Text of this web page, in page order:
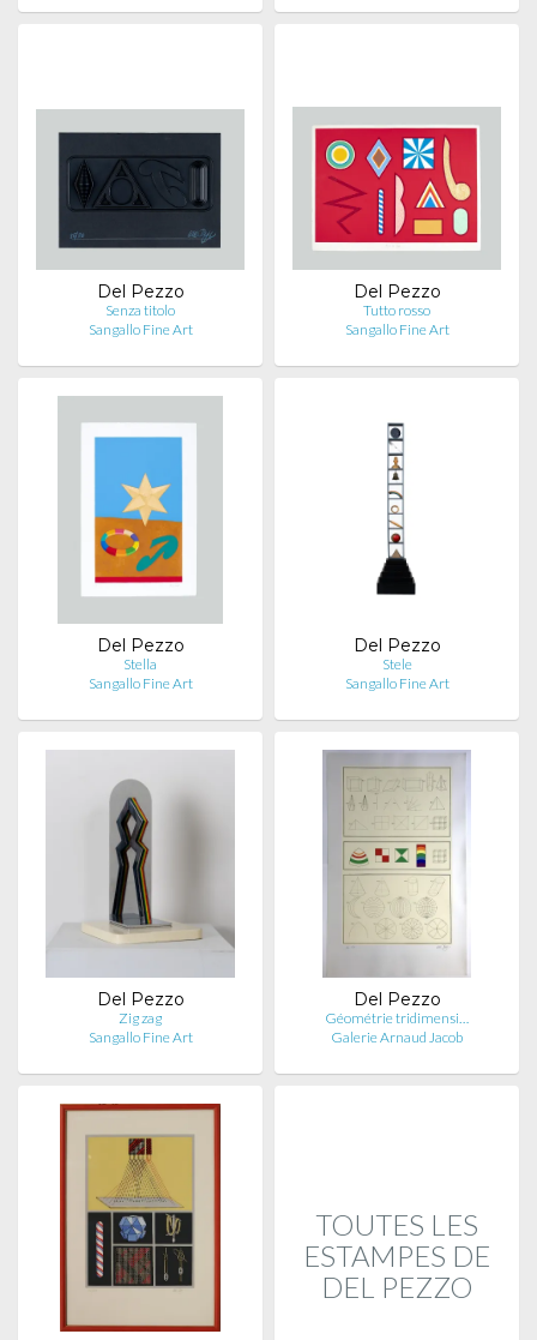
Del Pezzo
Senza titolo
Sangallo Fine Art
Del Pezzo
Tutto rosso
Sangallo Fine Art
Del Pezzo
Stella
Sangallo Fine Art
Del Pezzo
Stele
Sangallo Fine Art
Del Pezzo
Zig zag
Sangallo Fine Art
Del Pezzo
Géométrie tridimensi…
Galerie Arnaud Jacob
TOUTES LES
ESTAMPES DE
DEL PEZZO